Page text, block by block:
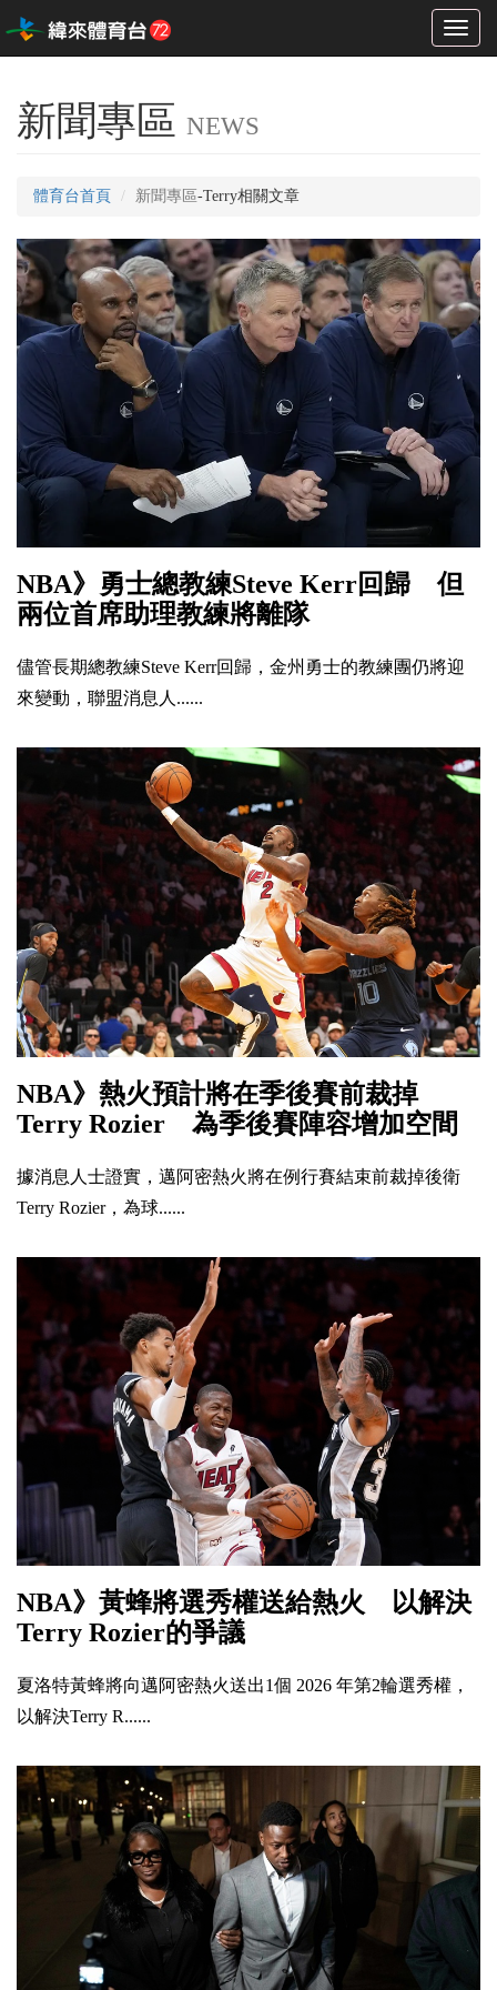
Toggle
新聞專區 NEWS
體育台首頁 新聞專區-Terry相關文章
NBA》勇士總教練Steve Kerr回歸 但
兩位首席助理教練將離隊
儘管長期總教練Steve Kerr回歸，金州勇士的教練團仍將迎
來變動，聯盟消息人......
NBA》熱火預計將在季後賽前裁掉
Terry Rozier 為季後賽陣容增加空間
據消息人士證實，邁阿密熱火將在例行賽結束前裁掉後衛
Terry Rozier，為球......
NBA》黃蜂將選秀權送給熱火 以解決
Terry Rozier的爭議
夏洛特黃蜂將向邁阿密熱火送出1個 2026 年第2輪選秀權，
以解決Terry R......